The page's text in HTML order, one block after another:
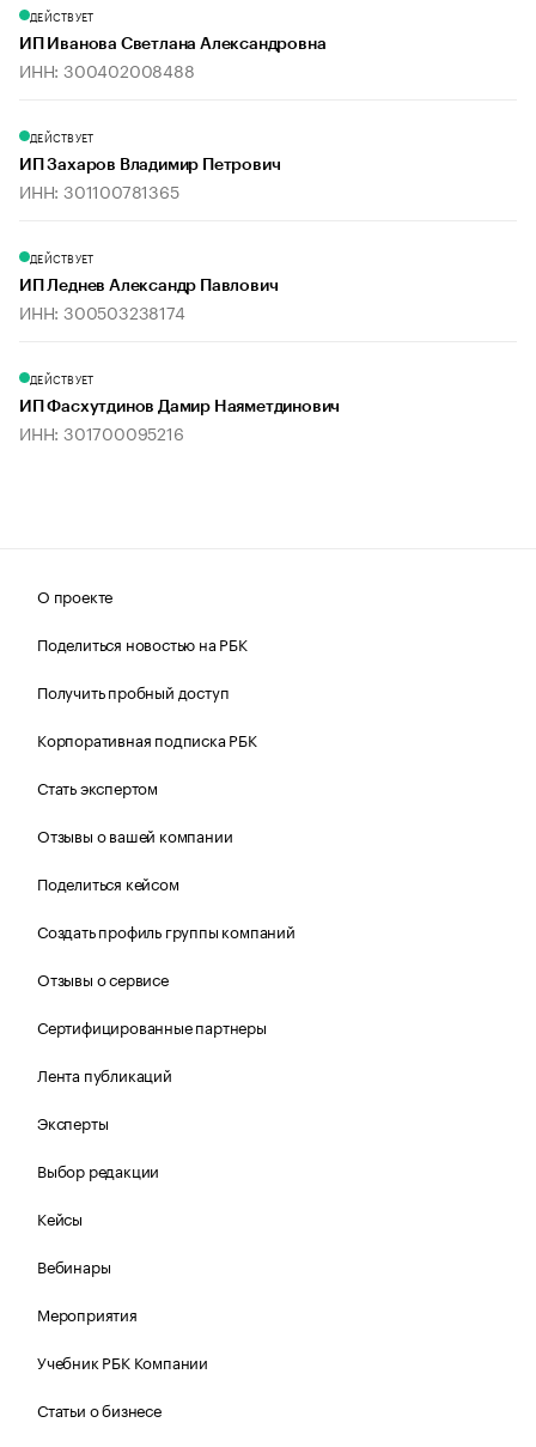
ДЕЙСТВУЕТ
ИП Иванова Светлана Александровна
ИНН: 300402008488
ДЕЙСТВУЕТ
ИП Захаров Владимир Петрович
ИНН: 301100781365
ДЕЙСТВУЕТ
ИП Леднев Александр Павлович
ИНН: 300503238174
ДЕЙСТВУЕТ
ИП Фасхутдинов Дамир Наяметдинович
ИНН: 301700095216
О проекте
Поделиться новостью на РБК
Получить пробный доступ
Корпоративная подписка РБК
Стать экспертом
Отзывы о вашей компании
Поделиться кейсом
Создать профиль группы компаний
Отзывы о сервисе
Сертифицированные партнеры
Лента публикаций
Эксперты
Выбор редакции
Кейсы
Вебинары
Мероприятия
Учебник РБК Компании
Статьи о бизнесе